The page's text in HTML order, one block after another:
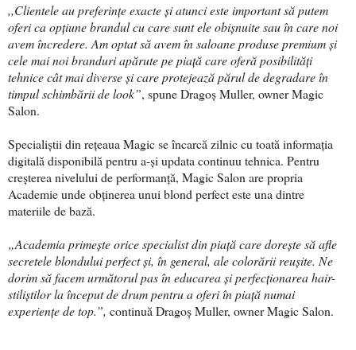
,,Clientele au preferințe exacte și atunci este important să putem
oferi ca opțiune brandul cu care sunt ele obișnuite sau în care noi
avem încredere. Am optat să avem în saloane produse premium și
cele mai noi branduri apărute pe piață care oferă posibilități
tehnice cât mai diverse și care protejează părul de degradare în
timpul schimbării de look”, spune Dragoș Muller, owner Magic
Salon.
Specialiștii din rețeaua Magic se încarcă zilnic cu toată informația
digitală disponibilă pentru a-și updata continuu tehnica. Pentru
creșterea nivelului de performanță, Magic Salon are propria
Academie unde obținerea unui blond perfect este una dintre
materiile de bază.
„Academia primește orice specialist din piață care dorește să afle
secretele blondului perfect și, în general, ale colorării reușite. Ne
dorim să facem următorul pas în educarea și perfecționarea hair-
stiliștilor la început de drum pentru a oferi în piață numai
experiențe de top.”, continuă Dragoș Muller, owner Magic Salon.